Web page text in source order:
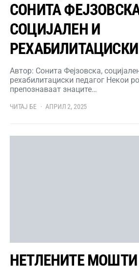
СОНИТА
СОЦИЈАЛЕН И
Автор: Сонита Фејзовска,
рехабилитациски педагог Некои
препознаваат знаците…
ЧИТАЈ БЕ АПРИЛ 2, 2025
НЕТЛЕНИТЕ МОШТИ